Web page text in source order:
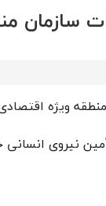
(۱۴۰۴/۸/۳) در محل دفاتر
نيروی